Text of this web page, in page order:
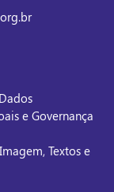
e Governança
Textos e